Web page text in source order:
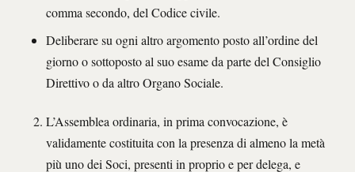
comma secondo, del Codice civile.
Deliberare su ogni altro argomento posto all’ordine del
giorno o sottoposto al suo esame da parte del Consiglio
Direttivo o da altro Organo Sociale.
L’Assemblea ordinaria, in prima convocazione, è
validamente costituita con la presenza di almeno la metà
più uno dei Soci, presenti in proprio e per delega, e